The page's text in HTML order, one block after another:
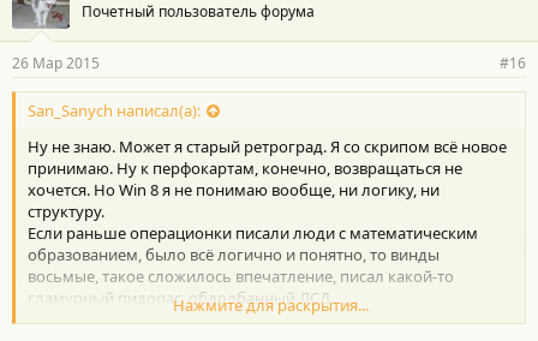
Почетный пользователь форума
26 Мар 2015 #16
San_Sanych написал(а):
Ну не знаю. Может я старый ретроград. Я со скрипом всё новое
принимаю. Ну к перфокартам, конечно, возвращаться не
хочется. Но Win 8 я не понимаю вообще, ни логику, ни
структуру.
Если раньше операционки писали люди с математическим
образованием, было всё логично и понятно, то винды
восьмые, такое сложилось впечатление, писал какой-то
гламурный пидорас, обдолбанный ЛСД.
Я вчера минут пятнадцать искал, как создать локальную
Нажмите для раскрытия...